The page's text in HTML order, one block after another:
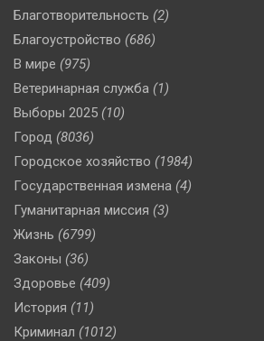
Благотворительность (2)
Благоустройство (686)
В мире (975)
Ветеринарная служба (1)
Выборы 2025 (10)
Город (8036)
Городское хозяйство (1984)
Государственная измена (4)
Гуманитарная миссия (3)
Жизнь (6799)
Законы (36)
Здоровье (409)
История (11)
Криминал (1012)